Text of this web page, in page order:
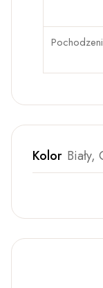
Kolor